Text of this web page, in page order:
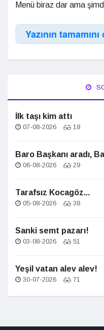
Menü biraz dar ama
Yazının
İlk taşı kim attı
07-08-2026 18
Baro Başkanı aradı,
06-08-2026 29
Tarafsız Kocagöz...
05-08-2026 38
Sanki semt pazarı!
03-08-2026 51
Yeşil vatan alev alev!
30-07-2026 71